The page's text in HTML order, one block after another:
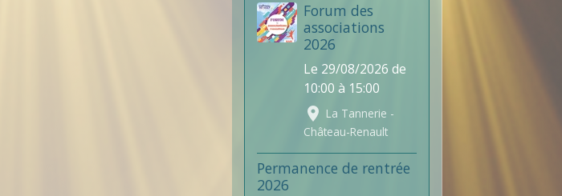
Forum des
associations
2026
Le 29/08/2026 de
10:00 à 15:00
La Tannerie -
Château-Renault
Permanence de rentrée
2026